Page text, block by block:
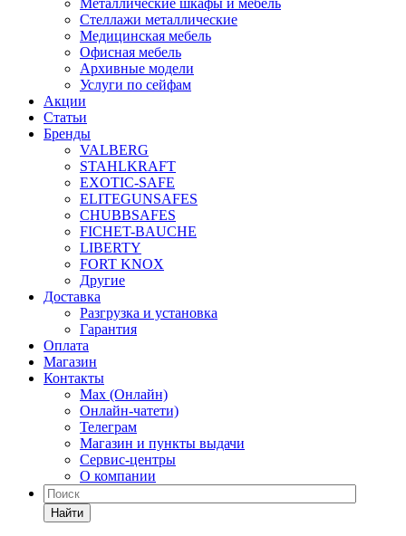
Металлические шкафы и мебель
Стеллажи металлические
Медицинская мебель
Офисная мебель
Архивные модели
Услуги по сейфам
Акции
Статьи
Бренды
VALBERG
STAHLKRAFT
EXOTIC-SAFE
ELITEGUNSAFES
CHUBBSAFES
FICHET-BAUCHE
LIBERTY
FORT KNOX
Другие
Доставка
Разгрузка и установка
Гарантия
Оплата
Магазин
Контакты
Max (Онлайн)
Онлайн-чатети)
Телеграм
Магазин и пункты выдачи
Сервис-центры
О компании
Найти